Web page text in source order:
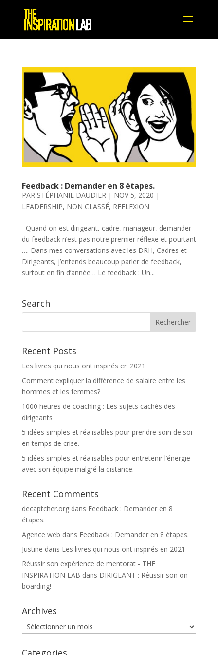
Feedback : Demander en 8 étapes.
PAR STÉPHANIE DAUDIER | NOV 5, 2020 |
LEADERSHIP, NON CLASSÉ, REFLEXION
Quand on est dirigeant, cadre, manageur, demander
du feedback n’est pas notre premier réflexe et pourtant
…. Dans mes conversations avec les DRH, Cadres et
Dirigeants, j’entends beaucoup parler de feedback,
surtout en fin d’année… Le feedback : Un...
Search
Recent Posts
Les livres qui nous ont inspirés en 2021
Comment expliquer la différence de salaire entre les
hommes et les femmes?
1000 heures de coaching : Les sujets cachés des
dirigeants
5 idées simples et réalisables pour prendre soin de soi
en temps de crise.
5 idées simples et réalisables pour entretenir l’énergie
avec son équipe malgré la distance.
Recent Comments
decaptcher.orgdans Feedback : Demander en 8
étapes.
Agence web dans Feedback : Demander en 8 étapes.
Justine dans Les livres qui nous ont inspirés en 2021
Réussir son expérience de mentorat - THE
INSPIRATION LAB dans DIRIGEANT : Réussir son on-
boarding!
Archives
Archives
Categories